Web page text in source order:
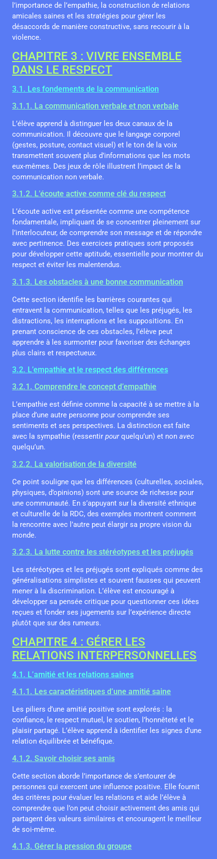
l’importance de l’empathie, la construction de relations
amicales saines et les stratégies pour gérer les
désaccords de manière constructive, sans recourir à la
violence.
CHAPITRE 3 : VIVRE ENSEMBLE
DANS LE RESPECT
3.1. Les fondements de la communication
3.1.1. La communication verbale et non verbale
L’élève apprend à distinguer les deux canaux de la
communication. Il découvre que le langage corporel
(gestes, posture, contact visuel) et le ton de la voix
transmettent souvent plus d’informations que les mots
eux-mêmes. Des jeux de rôle illustrent l’impact de la
communication non verbale.
3.1.2. L’écoute active comme clé du respect
L’écoute active est présentée comme une compétence
fondamentale, impliquant de se concentrer pleinement sur
l’interlocuteur, de comprendre son message et de répondre
avec pertinence. Des exercices pratiques sont proposés
pour développer cette aptitude, essentielle pour montrer du
respect et éviter les malentendus.
3.1.3. Les obstacles à une bonne communication
Cette section identifie les barrières courantes qui
entravent la communication, telles que les préjugés, les
distractions, les interruptions et les suppositions. En
prenant conscience de ces obstacles, l’élève peut
apprendre à les surmonter pour favoriser des échanges
plus clairs et respectueux.
3.2. L’empathie et le respect des différences
3.2.1. Comprendre le concept d’empathie
L’empathie est définie comme la capacité à se mettre à la
place d’une autre personne pour comprendre ses
sentiments et ses perspectives. La distinction est faite
avec la sympathie (ressentir pourquelqu’un) et non avec
quelqu’un.
3.2.2. La valorisation de la diversité
Ce point souligne que les différences (culturelles, sociales,
physiques, d’opinions) sont une source de richesse pour
une communauté. En s’appuyant sur la diversité ethnique
et culturelle de la RDC, des exemples montrent comment
la rencontre avec l’autre peut élargir sa propre vision du
monde.
3.2.3. La lutte contre les stéréotypes et les préjugés
Les stéréotypes et les préjugés sont expliqués comme des
généralisations simplistes et souvent fausses qui peuvent
mener à la discrimination. L’élève est encouragé à
développer sa pensée critique pour questionner ces idées
reçues et fonder ses jugements sur l’expérience directe
plutôt que sur des rumeurs.
CHAPITRE 4 : GÉRER LES
RELATIONS INTERPERSONNELLES
4.1. L’amitié et les relations saines
4.1.1. Les caractéristiques d’une amitié saine
Les piliers d’une amitié positive sont explorés : la
confiance, le respect mutuel, le soutien, l’honnêteté et le
plaisir partagé. L’élève apprend à identifier les signes d’une
relation équilibrée et bénéfique.
4.1.2. Savoir choisir ses amis
Cette section aborde l’importance de s’entourer de
personnes qui exercent une influence positive. Elle fournit
des critères pour évaluer les relations et aide l’élève à
comprendre que l’on peut choisir activement des amis qui
partagent des valeurs similaires et encouragent le meilleur
de soi-même.
4.1.3. Gérer la pression du groupe